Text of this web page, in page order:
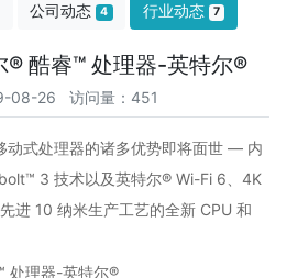
公司动态 4 行业动态 7
® 酷睿™ 处理器-英特尔®
08-26 访问量：451
动式处理器的诸多优势即将面世 — 内
3 技术以及英特尔® Wi-Fi 6、4K
进 10 纳米生产工艺的全新 CPU 和